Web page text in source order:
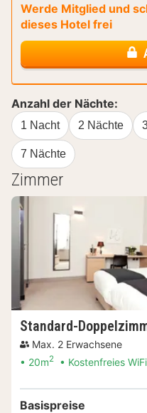
Werde Mitglied und
dieses Hotel frei
Anzahl der Nächte:
1 Nacht 2 Nächte
7 Nächte
Zimmer
Standard-
Max. 2 Erwachsene
20m2 Kostenfreies WiFi
Basispreise